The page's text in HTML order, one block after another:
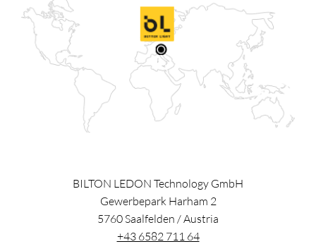
BILTON LEDON Technology GmbH
Gewerbepark Harham 2
5760Saalfelden /Austria
+43 6582 711 64